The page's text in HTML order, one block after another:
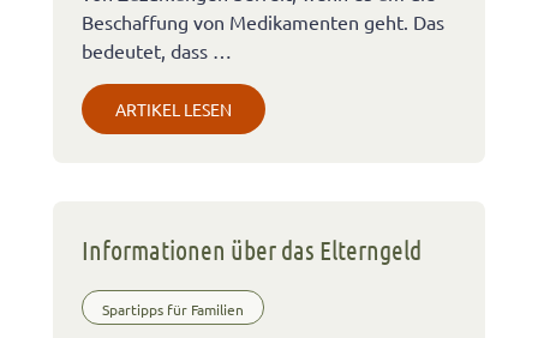
Beschaffung von Medikamenten geht. Das
bedeutet, dass …
ARTIKEL LESEN
Informationen über das Elterngeld
Spartipps für Familien